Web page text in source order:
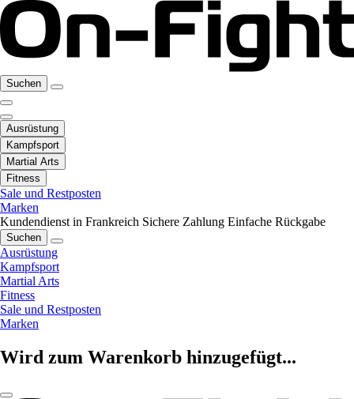
Suchen
Ausrüstung
Kampfsport
Martial Arts
Fitness
Sale und Restposten
Marken
Kundendienst in Frankreich Sichere Zahlung Einfache Rückgabe
Suchen
Ausrüstung
Kampfsport
Martial Arts
Fitness
Sale und Restposten
Marken
Wird zum Warenkorb hinzugefügt...